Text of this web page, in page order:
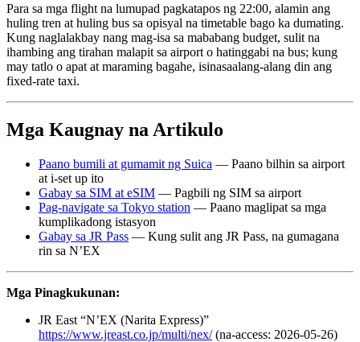
Para sa mga flight na lumupad pagkatapos ng 22:00, alamin ang
huling tren at huling bus sa opisyal na timetable bago ka dumating.
Kung naglalakbay nang mag-isa sa mababang budget, sulit na
ihambing ang tirahan malapit sa airport o hatinggabi na bus; kung
may tatlo o apat at maraming bagahe, isinasaalang-alang din ang
fixed-rate taxi.
Mga Kaugnay na Artikulo
Paano bumili at gumamit ng Suica — Paano bilhin sa airport
at i-set up ito
Gabay sa SIM at eSIM — Pagbili ng SIM sa airport
Pag-navigate sa Tokyo station — Paano maglipat sa mga
kumplikadong istasyon
Gabay sa JR Pass — Kung sulit ang JR Pass, na gumagana
rin sa N’EX
Mga Pinagkukunan:
JR East “N’EX (Narita Express)”
https://www.jreast.co.jp/multi/nex/(na-access: 2026-05-26)